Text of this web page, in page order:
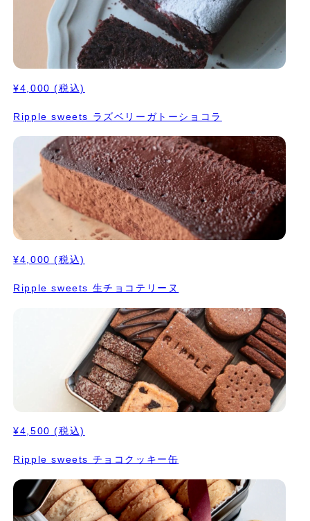
¥4,000 (税込)
Ripple sweets ラズベリーガトーショコラ
¥4,000 (税込)
Ripple sweets 生チョコテリーヌ
¥4,500 (税込)
Ripple sweets チョコクッキー缶